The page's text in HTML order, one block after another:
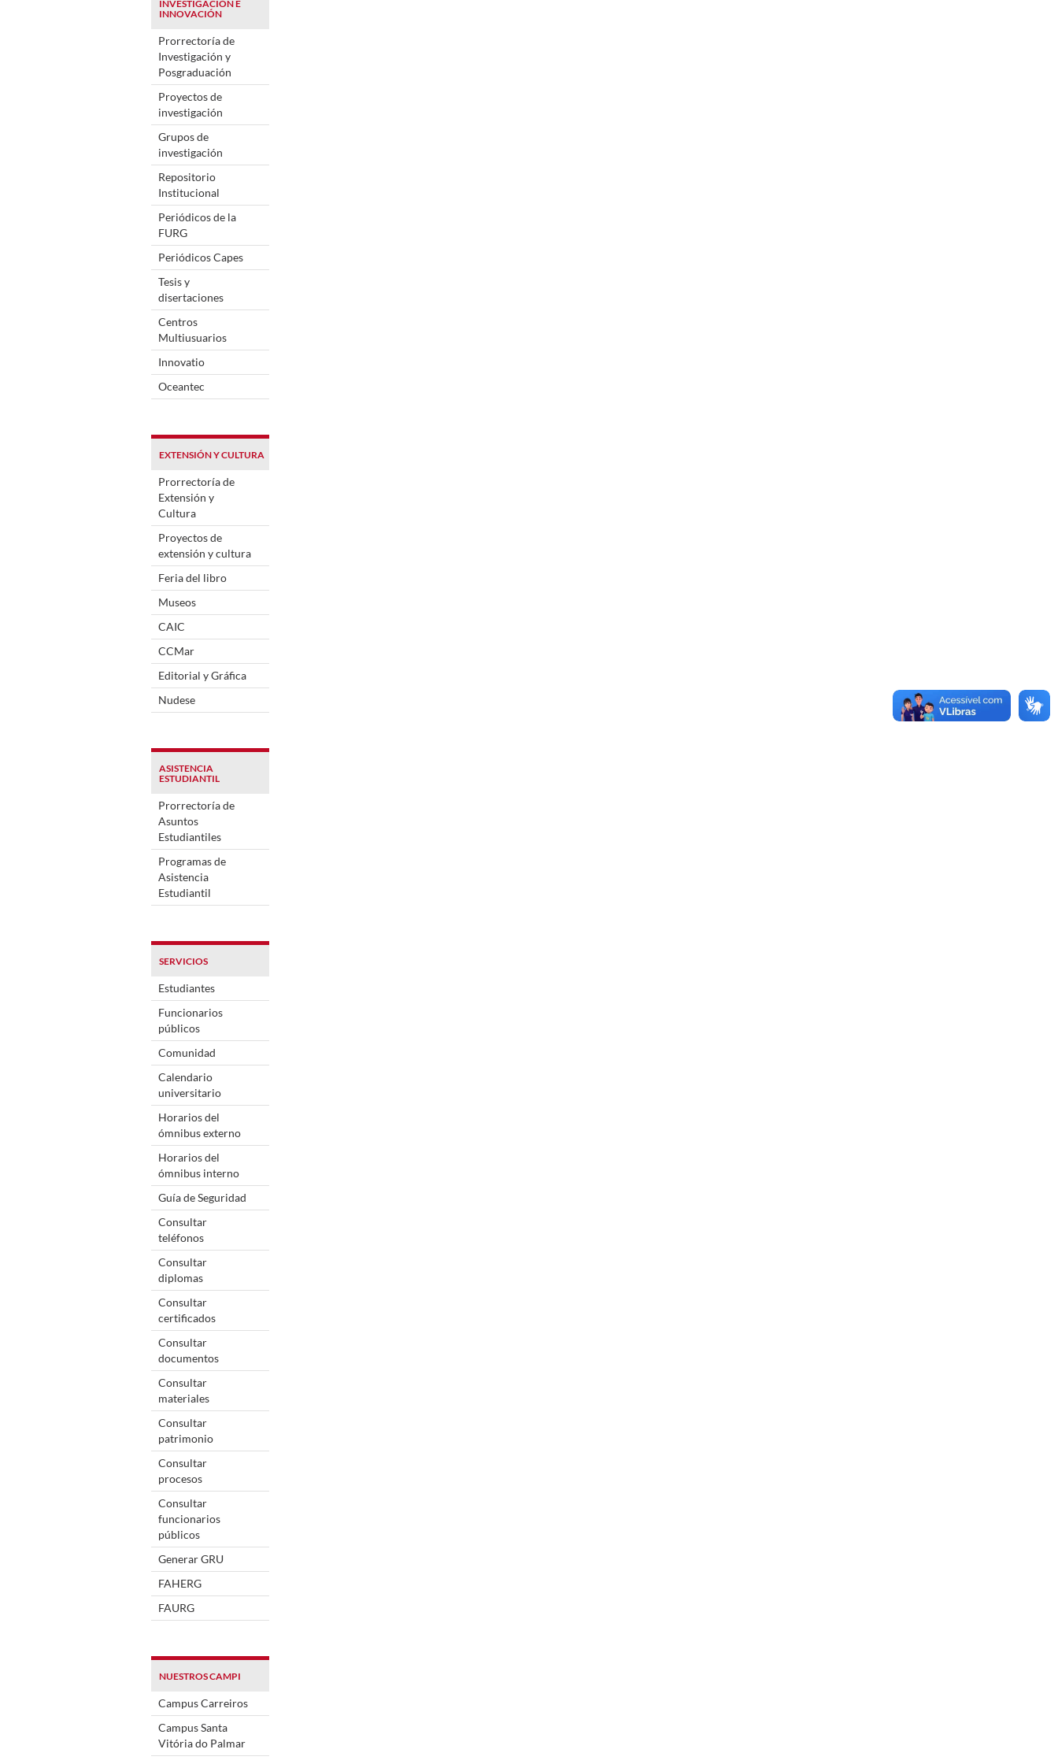
INVESTIGACIÓN E
INNOVACIÓN
Prorrectoría de
Investigación y
Posgraduación
Proyectos de
investigación
Grupos de
investigación
Repositorio
Institucional
Periódicos de la
FURG
Periódicos Capes
Tesis y
disertaciones
Centros
Multiusuarios
Innovatio
Oceantec
EXTENSIÓN Y CULTURA
Prorrectoría de
Extensión y
Cultura
Proyectos de
extensión y cultura
Feria del libro
Museos
CAIC
CCMar
Editorial y Gráfica
Nudese
ASISTENCIA
ESTUDIANTIL
Prorrectoría de
Asuntos
Estudiantiles
Programas de
Asistencia
Estudiantil
SERVICIOS
Estudiantes
Funcionarios
públicos
Comunidad
Calendario
universitario
Horarios del
ómnibus externo
Horarios del
ómnibus interno
Guía de Seguridad
Consultar
teléfonos
Consultar
diplomas
Consultar
certificados
Consultar
documentos
Consultar
materiales
Consultar
patrimonio
Consultar
procesos
Consultar
funcionarios
públicos
Generar GRU
FAHERG
FAURG
NUESTROS CAMPI
Campus Carreiros
Campus Santa
Vitória do Palmar